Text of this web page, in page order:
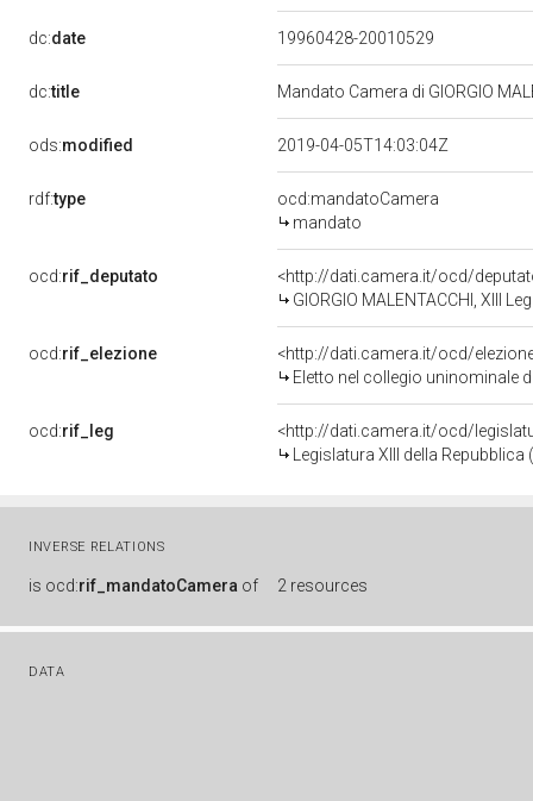
dc:date 19960428-20010529
dc:title Mandato Camera di GIORGIO
ods:modified 2019-04-05T14:03:04Z
rdf:type
ocd:mandatoCamera
mandato
ocd:rif_deputato
<http://dati.camera.it/ocd/
GIORGIO MALENTACCHI, XIII
ocd:rif_elezione
<http://dati.camera.it/ocd/
Eletto nel collegio uninominale
ocd:rif_leg
<http://dati.camera.it/ocd/
Legislatura XIII della
INVERSE RELATIONS
is ocd:rif_mandatoCamera of 2 resources
DATA